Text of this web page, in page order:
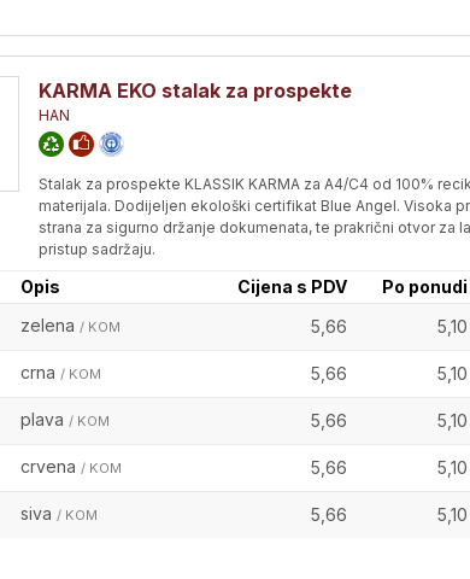
KARMA EKO stalak za prospekte
HAN
Stalak za prospekte KLASSIK KARMA za A4/C4 od 100%
materijala. Dodijeljen ekološki certifikat Blue Angel. Visoka
strana za sigurno držanje dokumenata, te prakrični otvor za
pristup sadržaju.
Opis Cijena s PDV
Po ponudi
zelena / KOM 5,66 5,10
crna / KOM 5,66 5,10
plava / KOM 5,66 5,10
crvena / KOM 5,66 5,10
siva / KOM 5,66 5,10